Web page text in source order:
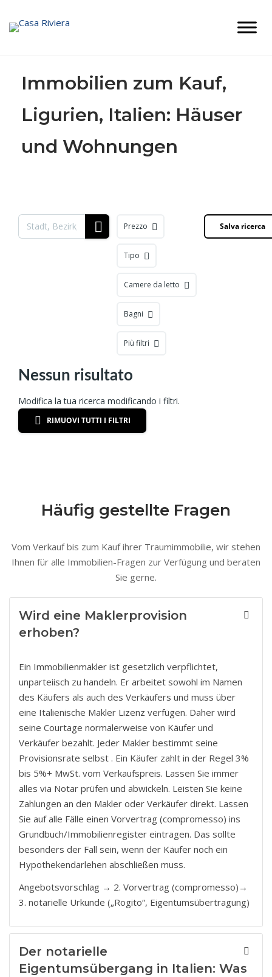
Immobilien zum Kauf,
Ligurien, Italien: Häuser
und Wohnungen
Salva ricerca
Prezzo
Tipo
Camere da letto
Bagni
Più filtri
Nessun risultato
Modifica la tua ricerca modificando i filtri.
RIMUOVI TUTTI I FILTRI
Häufig gestellte Fragen
Vom Verkauf bis zum Kauf ihrer Traumimmobilie, wir stehen
Ihnen für alle Immobilien-Fragen zur Verfügung und beraten
Sie gerne.
Wird eine Maklerprovision
erhoben?
Ein Immobilienmakler ist gesetzlich verpflichtet,
unparteiisch zu handeln. Er arbeitet sowohl im Namen
des Käufers als auch des Verkäufers und muss über
eine Italienische Makler Lizenz verfügen. Daher wird
seine Courtage normalerweise von Käufer und
Verkäufer bezahlt. Jeder Makler bestimmt seine
Provisionsrate selbst . Ein Käufer zahlt in der Regel 3%
bis 5%+ MwSt. vom Verkaufspreis. Lassen Sie immer
alles via Notar prüfen und abwickeln. Leisten Sie keine
Zahlungen an den Makler oder Verkäufer direkt. Lassen
Sie auf alle Fälle einen Vorvertrag (compromesso) ins
Grundbuch/Immobilienregister eintragen. Das sollte
besonders der Fall sein, wenn der Käufer noch ein
Hypothekendarlehen abschließen muss.
Angebotsvorschlag → 2. Vorvertrag (compromesso)→
3. notarielle Urkunde („Rogito“, Eigentumsübertragung)
Der notarielle
Eigentumsübergang in Italien: Was